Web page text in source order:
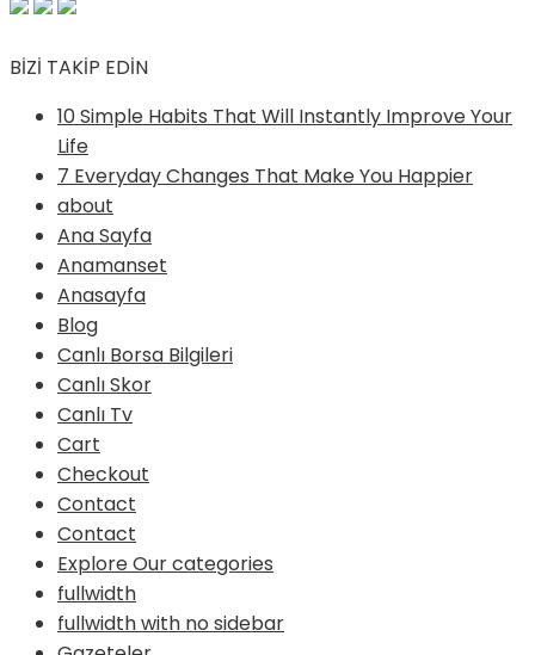
BİZİ TAKİP EDİN
10 Simple Habits That Will Instantly Improve Your
Life
7 Everyday Changes That Make You Happier
about
Ana Sayfa
Anamanset
Anasayfa
Blog
Canlı Borsa Bilgileri
Canlı Skor
Canlı Tv
Cart
Checkout
Contact
Contact
Explore Our categories
fullwidth
fullwidth with no sidebar